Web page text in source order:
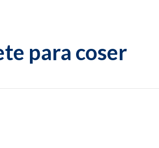
para coser